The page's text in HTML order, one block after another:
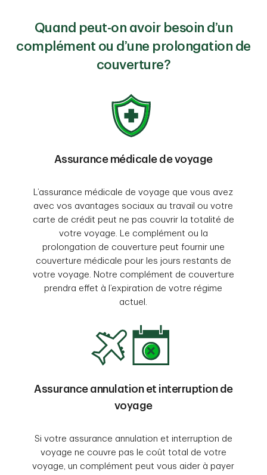
Quand peut-on avoir besoin d’un
complément ou d’une prolongation de
couverture?
Assurance médicale de voyage
L’assurance médicale de voyage que vous avez
avec vos avantages sociaux au travail ou votre
carte de crédit peut ne pas couvrir la totalité de
votre voyage. Le complément ou la
prolongation de couverture peut fournir une
couverture médicale pour les jours restants de
votre voyage. Notre complément de couverture
prendra effet à l’expiration de votre régime
actuel.
Assurance annulation et interruption de
voyage
Si votre assurance annulation et interruption de
voyage ne couvre pas le coût total de votre
voyage, un complément peut vous aider à payer